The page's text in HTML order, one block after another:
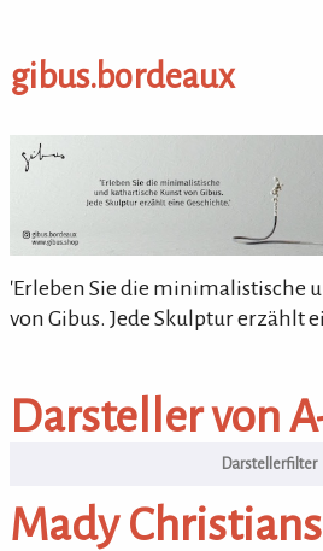
gibus.bordeaux
gibus.bordeaux
'Erleben Sie die minimalistische
von Gibus. Jede Skulptur erzählt
Darsteller von A-Z
Darsteller von
Mady Christians